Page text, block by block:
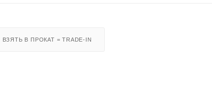
ВЗЯТЬ В ПРОКАТ = TRADE-IN